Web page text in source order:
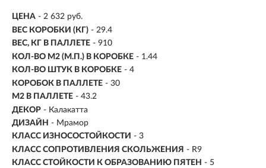
ЦЕНА - 2 632 руб.
ВЕС КОРОБКИ (КГ) - 29.4
ВЕС, КГ В ПАЛЛЕТЕ - 910
КОЛ-ВО М2 (М.П.) В КОРОБКЕ - 1.44
КОЛ-ВО ШТУК В КОРОБКЕ - 4
КОРОБОК В ПАЛЛЕТЕ - 30
М2 В ПАЛЛЕТЕ - 43.2
ДЕКОР - Калакатта
ДИЗАЙН - Мрамор
КЛАСС ИЗНОСОСТОЙКОСТИ - 3
КЛАСС СОПРОТИВЛЕНИЯ СКОЛЬЖЕНИЯ - R9
КЛАСС СТОЙКОСТИ К ОБРАЗОВАНИЮ ПЯТЕН - 5